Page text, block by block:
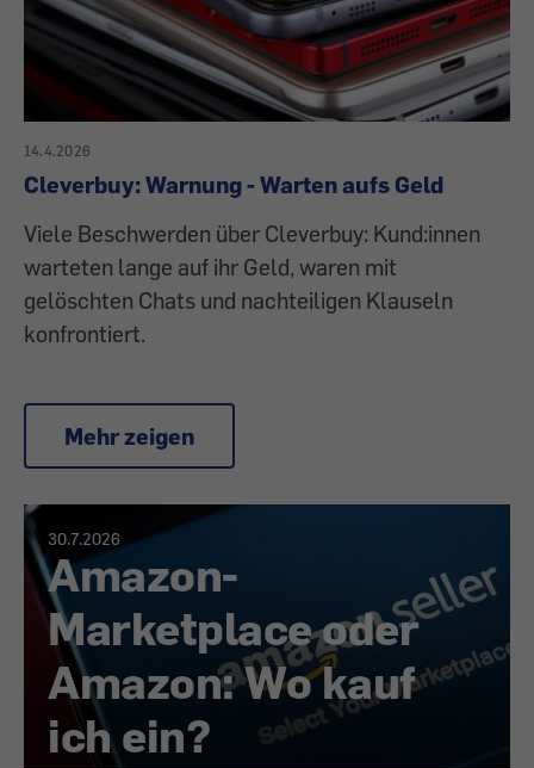
14.4.2026
Cleverbuy: Warnung - Warten aufs Geld
Viele Beschwerden über Cleverbuy: Kund:innen
warteten lange auf ihr Geld, waren mit
gelöschten Chats und nachteiligen Klauseln
konfrontiert.
Mehr zeigen
30.7.2026
Amazon-
Marketplace oder
Amazon: Wo kauf
ich ein?